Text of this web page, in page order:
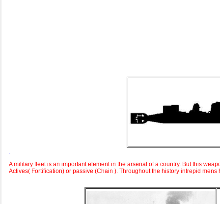
.
A military fleet is an important element in the arsenal of a country. But this
Actives( Fortification) or passive (Chain ). Throughout the history intrepid